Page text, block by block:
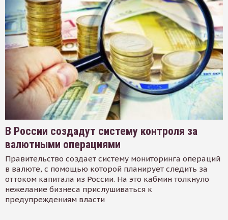
В России создадут систему контроля за
валютными операциями
Правительство создает систему мониторинга операций
в валюте, с помощью которой планирует следить за
оттоком капитала из России. На это кабмин толкнуло
нежелание бизнеса прислушиваться к
предупреждениям власти